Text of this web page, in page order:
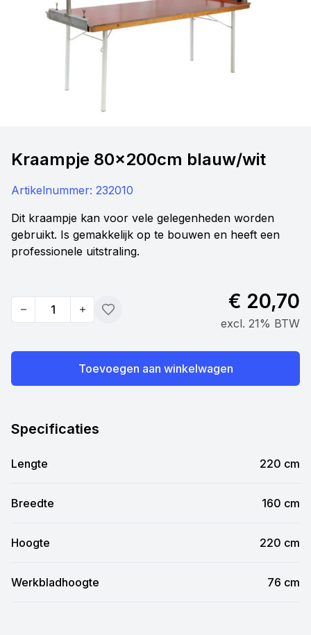
Kraampje 80x200cm blauw/wit
Artikelnummer: 232010
Dit kraampje kan voor vele gelegenheden worden
gebruikt. Is gemakkelijk op te bouwen en heeft een
professionele uitstraling.
Quantity Toevoegen
€ 20,70
excl. 21% BTW
Toevoegen aan winkelwagen
Specificaties
Lengte 220 cm
Breedte 160 cm
Hoogte 220 cm
Werkbladhoogte 76 cm